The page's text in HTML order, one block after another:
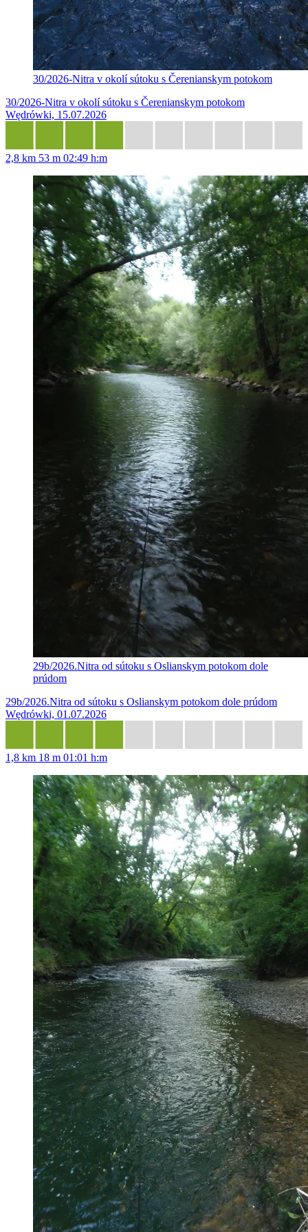
30/2026-Nitra v okolí sútoku s Čerenianskym potokom
30/2026-Nitra v okolí sútoku s Čerenianskym potokom
Wędrówki, 15.07.2026
2,8 km 53 m 02:49 h:m
29b/2026.Nitra od sútoku s Oslianskym potokom dole
prúdom
29b/2026.Nitra od sútoku s Oslianskym potokom dole prúdom
Wędrówki, 01.07.2026
1,8 km 18 m 01:01 h:m